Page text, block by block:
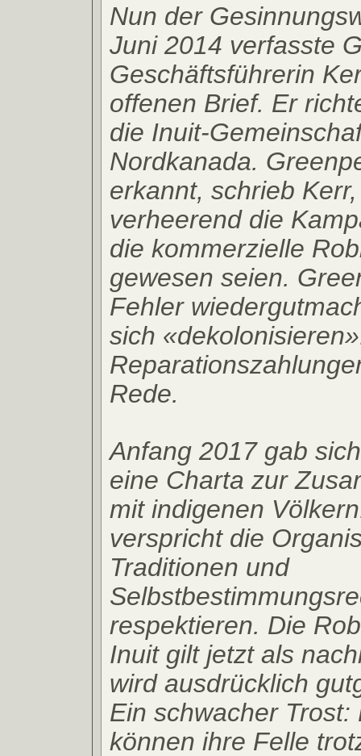
Nun der
Juni 2014 verfasste
Geschäftsführerin
offenen Brief. Er
die Inuit-
Nordkanada.
erkannt, schrieb
verheerend die
die kommerzielle
gewesen seien.
Fehler
sich
Rede.
Anfang 2017 gab
eine Charta zur
mit indigenen
verspricht die
Traditionen und
respektieren. Die
Inuit gilt jetzt als
wird ausdrücklich
Ein schwacher Trost:
können ihre Felle